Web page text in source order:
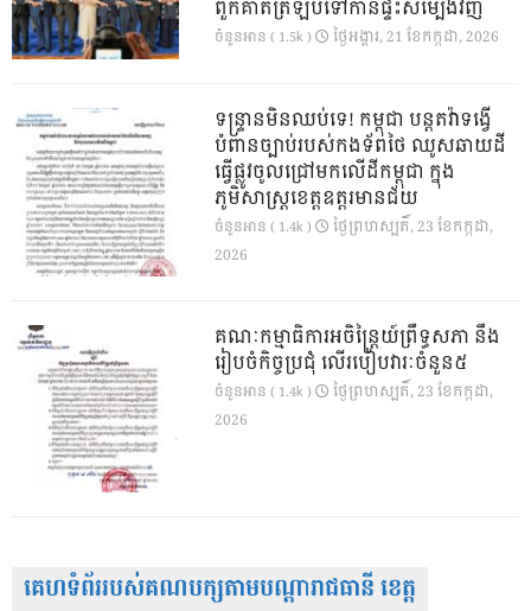
ពួកគាត់ត្រឡប់ទៅកាន់ផ្ទះសម្បែងវិញ
ចំនួនអាន ( 1.5k ) ថ្ងៃ​អង្គារ, 21 ខែ​កក្កដា, 2026
ទន្ទ្រានមិនឈប់ទេ! កម្ពុជា បន្តតវ៉ាទង្វើ
បំពានច្បាប់របស់កងទ័ពថៃ ឈូសឆាយដី
ធ្វើផ្លូវចូលជ្រៅមកលើដីកម្ពុជា ក្នុង
ភូមិសាស្ត្រខេត្តឧត្តរមានជ័យ
ចំនួនអាន ( 1.4k )
ថ្ងៃ​ព្រហស្បតិ៍, 23 ខែ​កក្កដា,
2026
គណៈកម្មាធិការអចិន្ត្រៃយ៍ព្រឹទ្ធសភា នឹង
រៀបចំកិច្ចប្រជុំ លើរបៀបវារៈចំនួន៥
ចំនួនអាន ( 1.4k )
ថ្ងៃ​ព្រហស្បតិ៍, 23 ខែ​កក្កដា,
2026
គេហទំព័ររបស់គណបក្សតាមបណ្តារាជធានី ខេត្ត